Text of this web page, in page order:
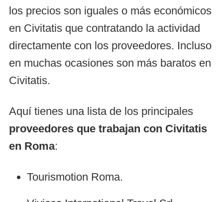
los precios son iguales o más económicos
en Civitatis que contratando la actividad
directamente con los proveedores. Incluso
en muchas ocasiones son más baratos en
Civitatis.
Aquí tienes una lista de los principales
proveedores que trabajan con Civitatis
en Roma:
Tourismotion Roma.